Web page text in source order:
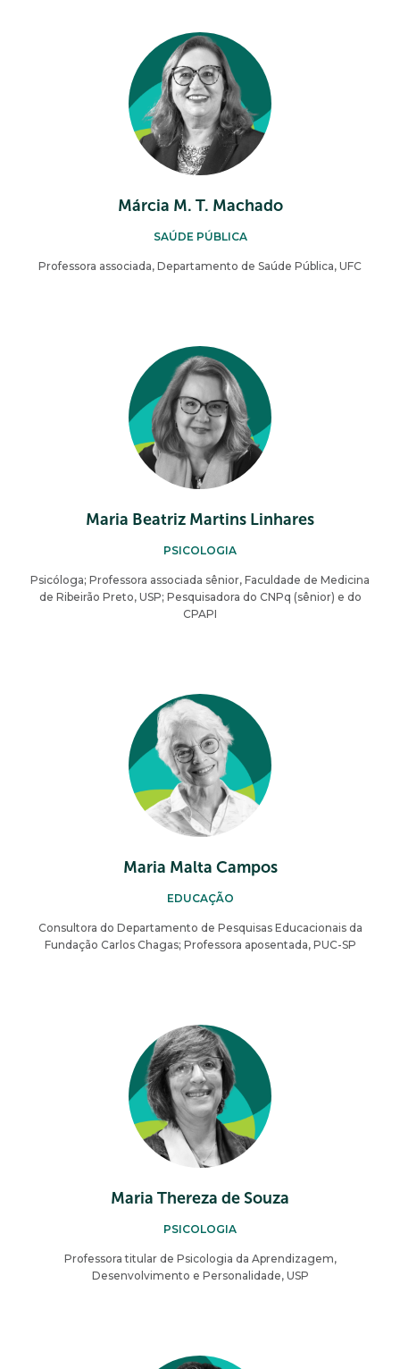
Márcia M. T. Machado
SAÚDE PÚBLICA
Professora associada, Departamento de Saúde Pública, UFC
Maria Beatriz Martins Linhares
PSICOLOGIA
Psicóloga; Professora associada sênior, Faculdade de Medicina
de Ribeirão Preto, USP; Pesquisadora do CNPq (sênior) e do
CPAPI
Maria Malta Campos
EDUCAÇÃO
Consultora do Departamento de Pesquisas Educacionais da
Fundação Carlos Chagas; Professora aposentada, PUC-SP
Maria Thereza de Souza
PSICOLOGIA
Professora titular de Psicologia da Aprendizagem,
Desenvolvimento e Personalidade, USP